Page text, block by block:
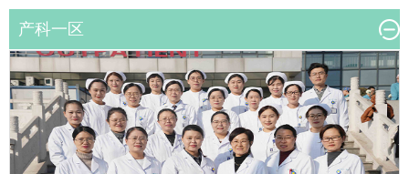
产科一区